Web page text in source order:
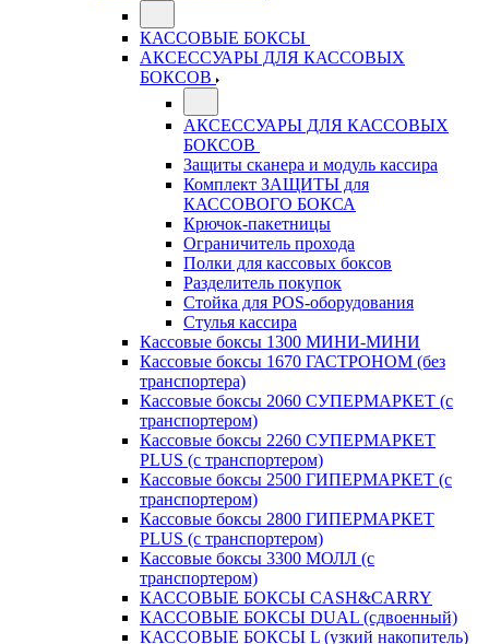
КАССОВЫЕ БОКСЫ
АКСЕССУАРЫ ДЛЯ КАССОВЫХ
БОКСОВ
АКСЕССУАРЫ ДЛЯ КАССОВЫХ
БОКСОВ
Защиты сканера и модуль кассира
Комплект ЗАЩИТЫ для
КАССОВОГО БОКСА
Крючок-пакетницы
Ограничитель прохода
Полки для кассовых боксов
Разделитель покупок
Стойка для POS-оборудования
Стулья кассира
Кассовые боксы 1300 МИНИ-МИНИ
Кассовые боксы 1670 ГАСТРОНОМ (без
транспортера)
Кассовые боксы 2060 СУПЕРМАРКЕТ (с
транспортером)
Кассовые боксы 2260 СУПЕРМАРКЕТ
PLUS (с транспортером)
Кассовые боксы 2500 ГИПЕРМАРКЕТ (с
транспортером)
Кассовые боксы 2800 ГИПЕРМАРКЕТ
PLUS (с транспортером)
Кассовые боксы 3300 МОЛЛ (с
транспортером)
КАССОВЫЕ БОКСЫ CASH&CARRY
КАССОВЫЕ БОКСЫ DUAL (сдвоенный)
КАССОВЫЕ БОКСЫ L (узкий накопитель)